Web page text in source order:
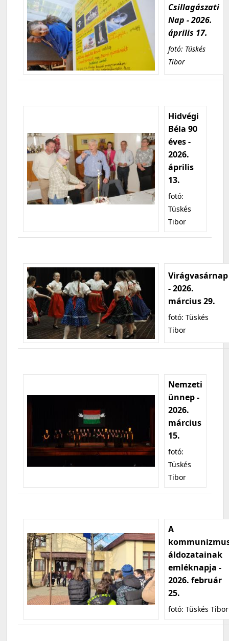
Csillagászati
Nap - 2026.
április 17.
fotó: Tüskés
Tibor
Hidvégi
Béla 90
éves -
2026.
április
13.
fotó:
Tüskés
Tibor
Virágvasárnap
- 2026.
március 29.
fotó: Tüskés
Tibor
Nemzeti
ünnep -
2026.
március
15.
fotó:
Tüskés
Tibor
A
áldozatainak
emléknapja -
2026. február
25.
fotó: Tüskés Tibor